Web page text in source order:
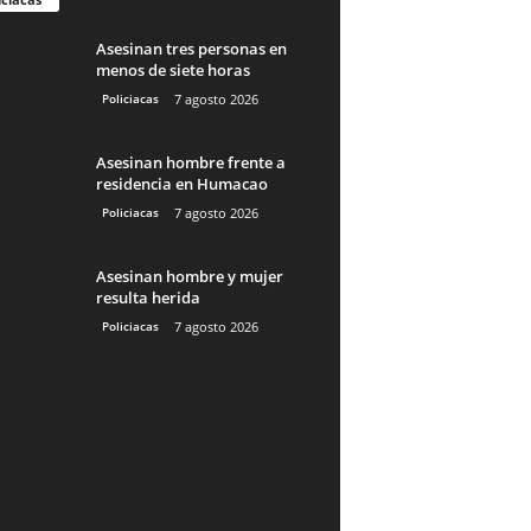
Asesinan tres personas en
menos de siete horas
Policiacas 7 agosto 2026
Asesinan hombre frente a
residencia en Humacao
Policiacas 7 agosto 2026
Asesinan hombre y mujer
resulta herida
Policiacas 7 agosto 2026